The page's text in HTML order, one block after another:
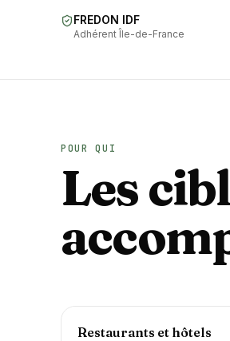
FREDON IDF
Adhérent Île-de-France
POUR QUI
Les
Restaurants et hôtels